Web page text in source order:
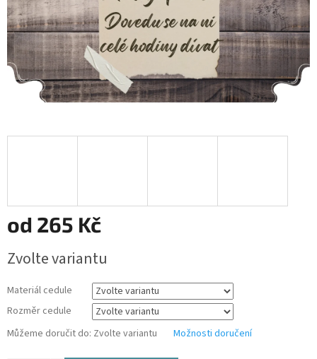
od 265 Kč
cena:
Zvolte variantu
Materiál cedule
Rozměr cedule
Můžeme doručit do: Zvolte variantu Možnosti doručení